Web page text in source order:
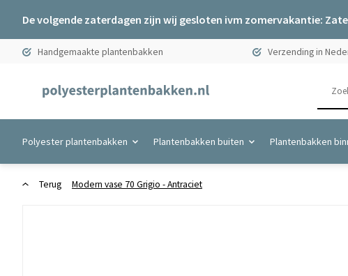
De volgende zaterdagen zijn wij gesloten ivm zomervakantie:
Handgemaakte plantenbakken Verzending in
Polyester plantenbakken Plantenbakken buiten Plantenbakken
Terug Modern vase 70 Grigio - Antraciet